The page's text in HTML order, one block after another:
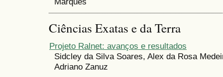
Ciências Exatas e da Terra
Projeto Ralnet: avanços e resultados
Sidcley da Silva Soares, Alex da Rosa
Adriano Zanuz